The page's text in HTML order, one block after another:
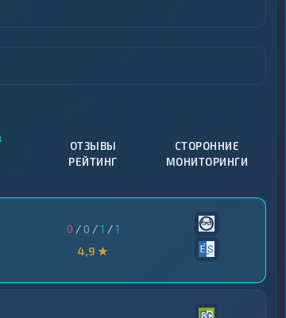
↓
ОТЗЫВЫ
РЕЙТИНГ
СТОРОННИЕ
МОНИТОРИНГИ
0 / 0 /1 /1
4,9 ★